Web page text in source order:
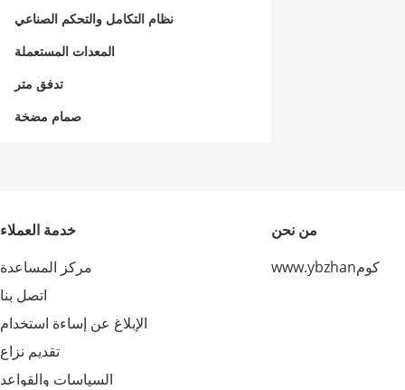
نظام التكامل والتحكم الصناعي
المعدات المستعملة
تدفق متر
صمام مضخة
خدمة العملاء
مركز المساعدة
اتصل بنا
الإبلاغ عن إساءة استخدام
تقديم نزاع
السياسات والقواعد
من نحن
www.ybzhanكوم